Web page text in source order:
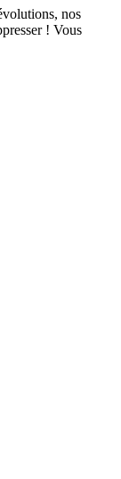
nos
! Vous